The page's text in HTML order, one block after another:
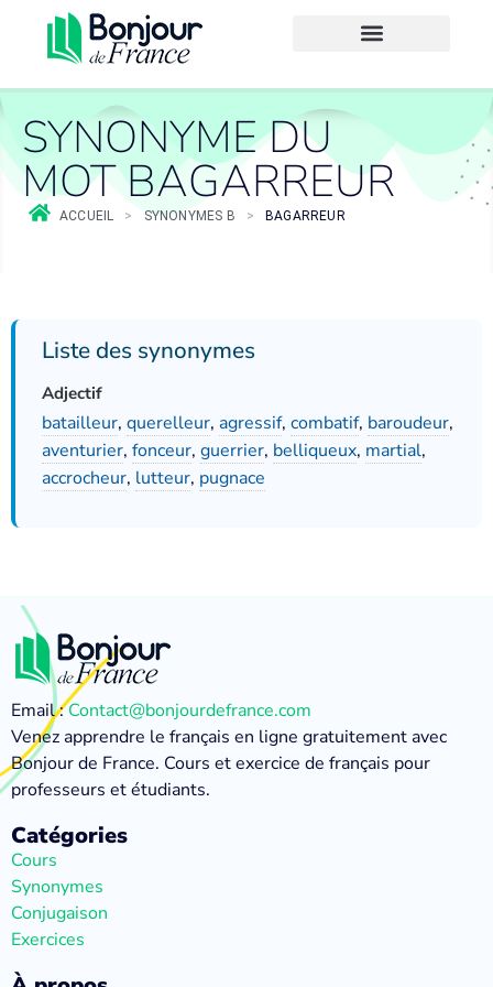
SYNONYME DU
MOT BAGARREUR
ACCUEIL > SYNONYMES B > BAGARREUR
Liste des synonymes
Adjectif
batailleur, querelleur, agressif, combatif, baroudeur,
aventurier, fonceur, guerrier, belliqueux, martial,
accrocheur, lutteur, pugnace
Email :Contact@bonjourdefrance.com
Venez apprendre le français en ligne gratuitement avec
Bonjour de France. Cours et exercice de français pour
professeurs et étudiants.
Catégories
Cours
Synonymes
Conjugaison
Exercices